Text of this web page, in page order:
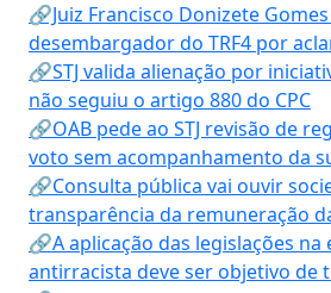
🔗Juiz Francisco Donizete
desembargador do TRF4 por
🔗STJ valida alienação por
não seguiu o artigo 880 do CPC
🔗OAB pede ao STJ revisão de
voto sem acompanhamento da
🔗Consulta pública vai ouvir
transparência da remuneração
🔗A aplicação das legislações na
antirracista deve ser objetivo de